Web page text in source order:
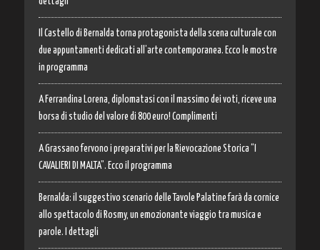
Il Castello di Bernalda torna protagonista della scena culturale con
due appuntamenti dedicati all’arte contemporanea. Ecco le mostre
in programma
A Ferrandina Lorena, diplomatasi con il massimo dei voti, riceve una
borsa di studio del valore di 800 euro! Complimenti
A Grassano fervono i preparativi per la Rievocazione Storica “I
CAVALIERI DI MALTA”. Ecco il programma
Bernalda: il suggestivo scenario delle Tavole Palatine farà da cornice
allo spettacolo di Rosmy, un emozionante viaggio tra musica e
parole. I dettagli